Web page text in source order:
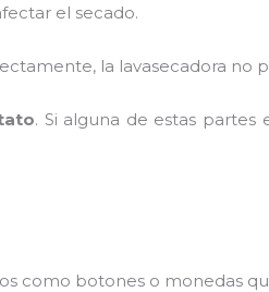
el secado.
la lavasecadora no
. Si alguna de estas
como botones o monedas